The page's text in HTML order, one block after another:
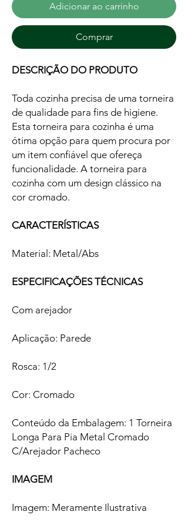
Adicionar ao carrinho
Comprar
DESCRIÇÃO DO PRODUTO
Toda cozinha precisa de uma torneira
de qualidade para fins de higiene.
Esta torneira para cozinha é uma
ótima opção para quem procura por
um item confiável que ofereça
funcionalidade. A torneira para
cozinha com um design clássico na
cor cromado.
CARACTERÍSTICAS
Material: Metal/Abs
ESPECIFICAÇÕES TÉCNICAS
Com arejador
Aplicação: Parede
Rosca: 1/2
Cor: Cromado
Conteúdo da Embalagem: 1 Torneira
Longa Para Pia Metal Cromado
C/Arejador Pacheco
IMAGEM
Imagem: Meramente Ilustrativa